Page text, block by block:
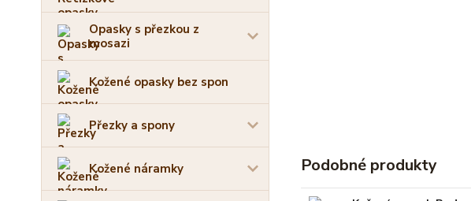
Opasky s přezkou z
mosazi
Kožené opasky bez spon
Přezky a spony
Kožené náramky Podobné produkty